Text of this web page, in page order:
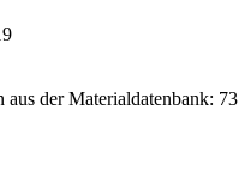
der Materialdatenbank: 73